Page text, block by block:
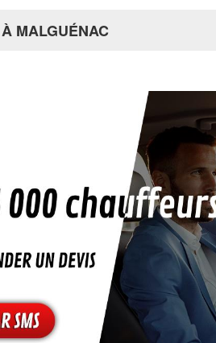
MALGUÉNAC